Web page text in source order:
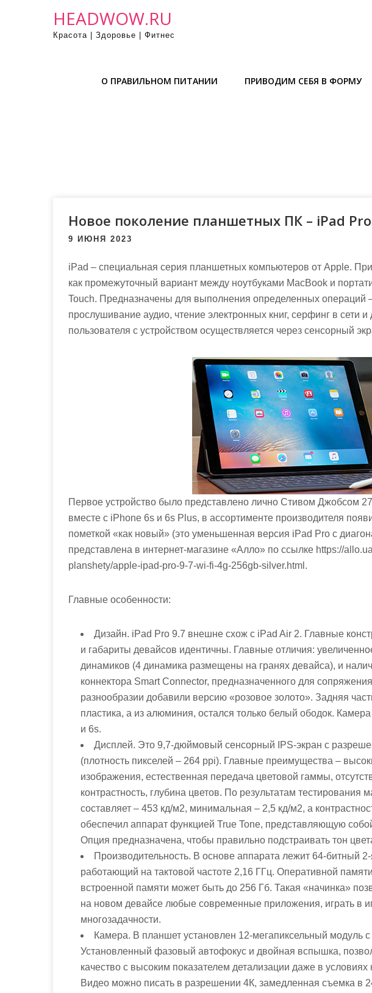
HEADWOW.RU
Красота | Здоровье | Фитнес
О ПРАВИЛЬНОМ ПИТАНИИ ПРИВОДИМ СЕБЯ В ФОРМУ
Новое поколение планшетных ПК – iPad
9 ИЮНЯ 2023
iPad – специальная серия планшетных компьютеров от Apple.
как промежуточный вариант между ноутбуками MacBook и
Touch. Предназначены для выполнения определенных операций
прослушивание аудио, чтение электронных книг, серфинг в сети
пользователя с устройством осуществляется через сенсорный
Первое устройство было представлено лично Стивом Джобсом
вместе с iPhone 6s и 6s Plus, в ассортименте производителя
пометкой «как новый» (это уменьшенная версия iPad Pro с
представлена в интернет-магазине «Алло» по ссылке https://
planshety/apple-ipad-pro-9-7-wi-fi-4g-256gb-silver.html.
Главные особенности:
Дизайн. iPad Pro 9.7 внешне схож с iPad Air 2. Главные
и габариты девайсов идентичны. Главные отличия:
динамиков (4 динамика размещены на гранях девайса), и
коннектора Smart Connector, предназначенного для
разнообразии добавили версию «розовое золото». Задняя
пластика, а из алюминия, остался только белый ободок.
и 6s.
Дисплей. Это 9,7-дюймовый сенсорный IPS-экран с
(плотность пикселей – 264 ppi). Главные преимущества –
изображения, естественная передача цветовой гаммы,
контрастность, глубина цветов. По результатам тестирования
составляет – 453 кд/м2, минимальная – 2,5 кд/м2, а
обеспечил аппарат функцией True Tone, представляющую
Опция предназначена, чтобы правильно подстраивать тон
Производительность. В основе аппарата лежит 64-битный
работающий на тактовой частоте 2,16 ГГц. Оперативной
встроенной памяти может быть до 256 Гб. Такая «начинка»
на новом девайсе любые современные приложения, играть в
многозадачности.
Камера. В планшет установлен 12-мегапиксельный модуль
Установленный фазовый автофокус и двойная вспышка,
качество с высоким показателем детализации даже в
Видео можно писать в разрешении 4К, замедленная съемка в